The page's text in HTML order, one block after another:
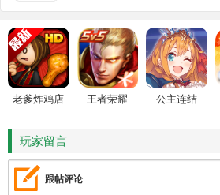
老爹炸鸡店
王者荣耀 公主连结
玩家留言
跟帖评论